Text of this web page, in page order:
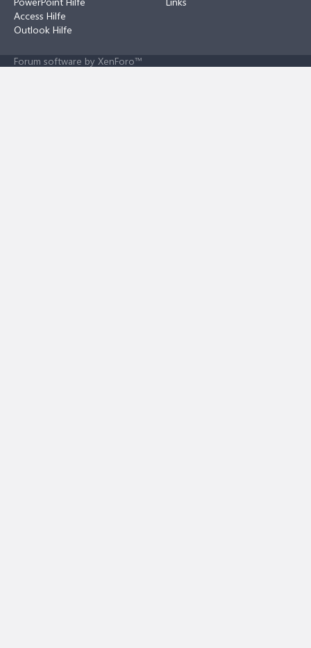
Access Hilfe
Outlook Hilfe
Forum software by XenForo™